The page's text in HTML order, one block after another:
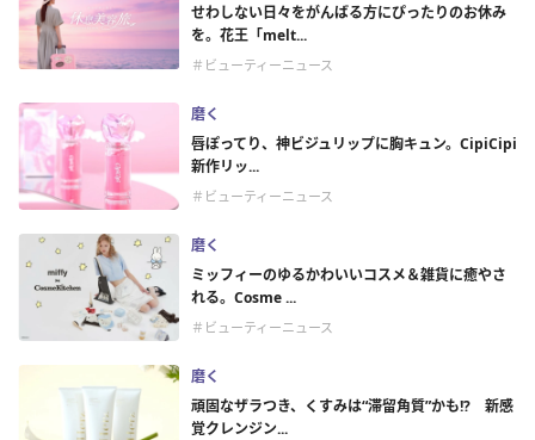
せわしない日々をがんばる方にぴったりのお休み
を。花王「melt...
＃ビューティーニュース
磨く
唇ぽってり、神ビジュリップに胸キュン。CipiCipi
新作リッ...
＃ビューティーニュース
磨く
ミッフィーのゆるかわいいコスメ＆雑貨に癒やさ
れる。Cosme ...
＃ビューティーニュース
磨く
頑固なザラつき、くすみは“滞留角質”かも!? 新感
覚クレンジン...